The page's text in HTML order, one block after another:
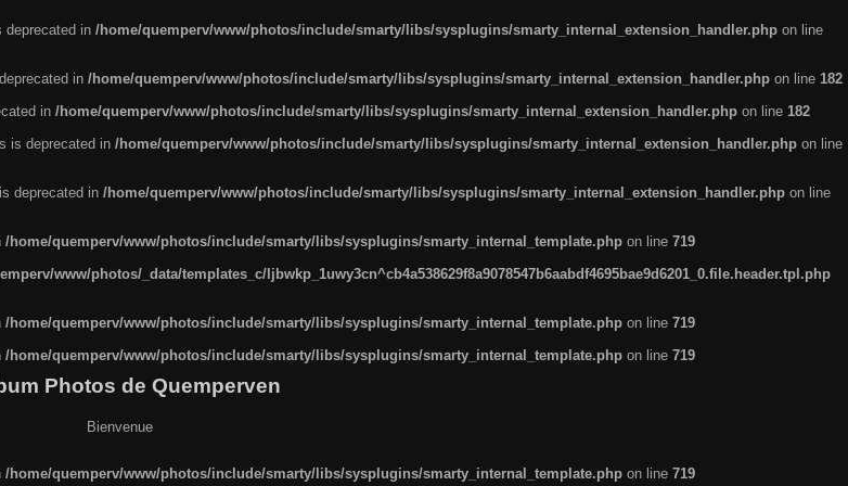
deprecated in /home/quemperv/www/photos/include/smarty/libs/sysplugins/smarty_internal_extension_handler.php on line
in /home/quemperv/www/photos/include/smarty/libs/sysplugins/smarty_internal_extension_handler.php on line 182
in /home/quemperv/www/photos/include/smarty/libs/sysplugins/smarty_internal_extension_handler.php on line 182
is deprecated in /home/quemperv/www/photos/include/smarty/libs/sysplugins/smarty_internal_extension_handler.php on line
deprecated in /home/quemperv/www/photos/include/smarty/libs/sysplugins/smarty_internal_extension_handler.php on line
/home/quemperv/www/photos/include/smarty/libs/sysplugins/smarty_internal_template.php on line 719
www/photos/_data/templates_c/ljbwkp_1uwy3cn^cb4a538629f8a9078547b6aabdf4695bae9d6201_0.file.header.tpl.php
/home/quemperv/www/photos/include/smarty/libs/sysplugins/smarty_internal_template.php on line 719
/home/quemperv/www/photos/include/smarty/libs/sysplugins/smarty_internal_template.php on line 719
Photos de Quemperven
Bienvenue
/home/quemperv/www/photos/include/smarty/libs/sysplugins/smarty_internal_template.php on line 719